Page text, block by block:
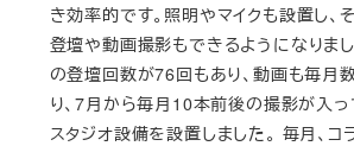
き効率的です。照明やマイクも設置し、
登壇や動画撮影もできるようになりま
の登壇回数が76回もあり、動画も毎月
り、7月から毎月10本前後の撮影が入っ
スタジオ設備を設置しました。 毎月、コ